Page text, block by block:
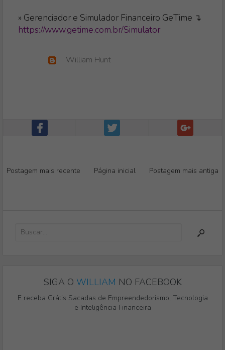
» Gerenciador e Simulador Financeiro GeTime ↴
https://www.getime.com.br/Simulator
William Hunt
Postagem mais recente Página inicial Postagem mais antiga
SIGA O WILLIAM NO FACEBOOK
E receba Grátis Sacadas de Empreendedorismo, Tecnologia
e Inteligência Financeira